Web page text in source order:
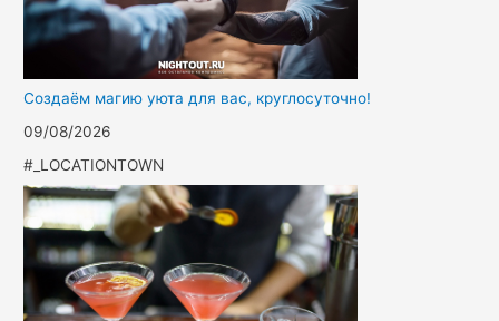
Создаём магию уюта для вас, круглосуточно!
09/08/2026
#_LOCATIONTOWN